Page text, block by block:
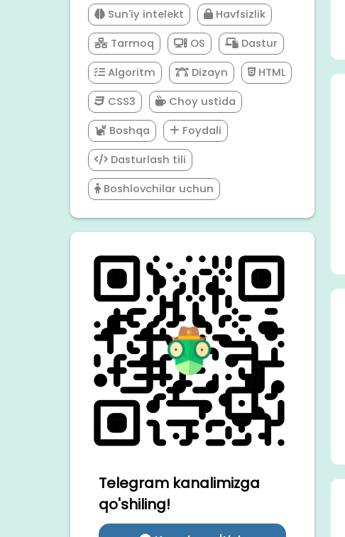
Sun'iy intelekt Havfsizlik
Tarmoq OS Dastur
Algoritm Dizayn HTML
CSS3 Choy ustida
Boshqa Foydali
Dasturlash tili
Boshlovchilar uchun
Telegram kanalimizga
qo'shiling!